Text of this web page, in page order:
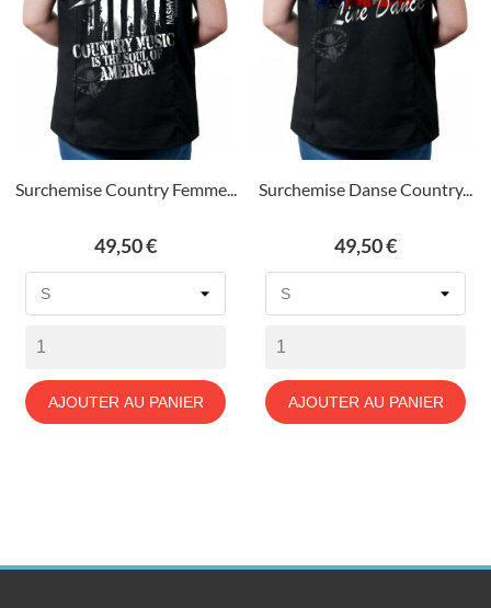
Surchemise Country Femme...
Prix
49,50 €
AJOUTER AU PANIER
Surchemise Danse Country...
Prix
49,50 €
AJOUTER AU PANIER